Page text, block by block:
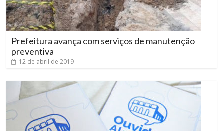
Prefeitura avança com serviços de manutenção
preventiva
12 de abril de 2019